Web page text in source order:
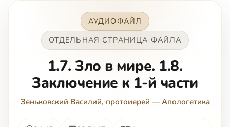
АУДИОФАЙЛ
ОТДЕЛЬНАЯ СТРАНИЦА ФАЙЛА
1.7. Зло в мире. 1.8.
Заключение к 1-й части
Зеньковский Василий, протоиерей — Апологетика